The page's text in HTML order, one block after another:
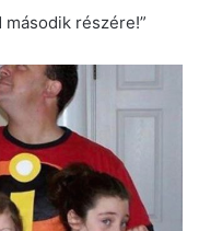
részére!”